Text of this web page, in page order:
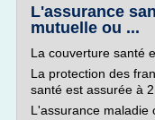
L'assurance
mutuelle ou ...
La couverture santé
La protection des
santé est assurée à 2
L'assurance maladie